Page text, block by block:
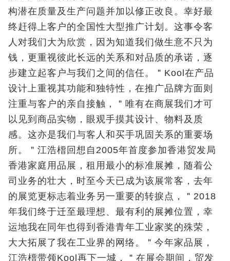
构潜在质量及生产问题并加以修正改良。幸好最
终赶得上客户的全国性大型推广计划。这事令客
人对我们大为欣赏，因为知道我们做生意不只为
钱，更重视彼此长远的关系和对品质的承诺，逐
步建立起客户与我们之间的信任。＂Kool在产品
设计上重视其功能和独特性，在推广品牌方面则
注重与客户的亲自接触，＂唯有在商展我们才可
以见到商品实物，眼观手摸其设计、物料及质
感。这亦是我们与客人和买手巩固关系的重要场
所。＂江浩榗回想自2005年首度参加香港贸发局
香港家庭用品展，租用最小的标准展摊，随着公
司业务的壮大，时至今天已成为该展常客，去年
的展览更标志着业务另一重要的转捩点，＂2018
年我们终于迁至最理想、最有利的展摊位置，幸
运地我在同年也得到香港青年工业家奖的殊荣，
大大拓展了我在工业界的网络。＂今年家品展，
江浩榗带领Kool再下一城，＂在展会期间，贸发